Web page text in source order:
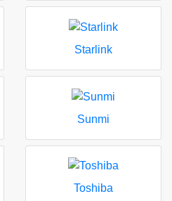
Starlink
Sunmi
Toshiba